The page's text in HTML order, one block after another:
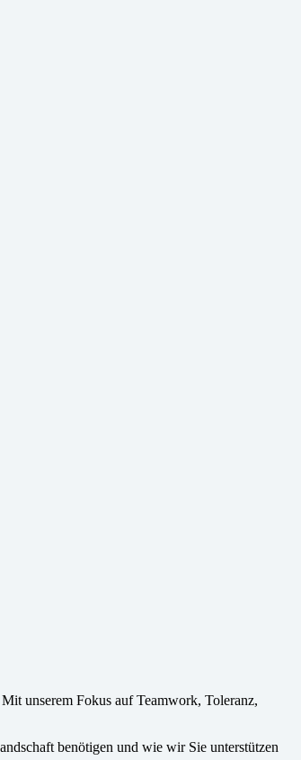
unserem Fokus auf Teamwork, Toleranz,
benötigen und wie wir Sie unterstützen